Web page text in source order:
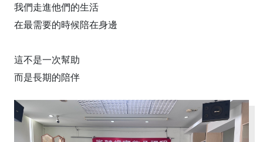
我們走進他們的生活
在最需要的時候陪在身邊
這不是一次幫助
而是長期的陪伴